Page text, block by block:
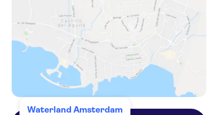
Waterland Amsterdam